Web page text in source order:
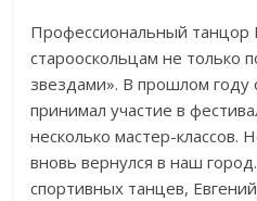
Профессиональный танцор
старооскольцам не только
звездами». В прошлом году
принимал участие в
несколько мастер-классов.
вновь вернулся в наш
спортивных танцев,